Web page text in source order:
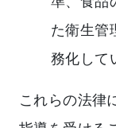
た衛生管
務化して
これらの法律